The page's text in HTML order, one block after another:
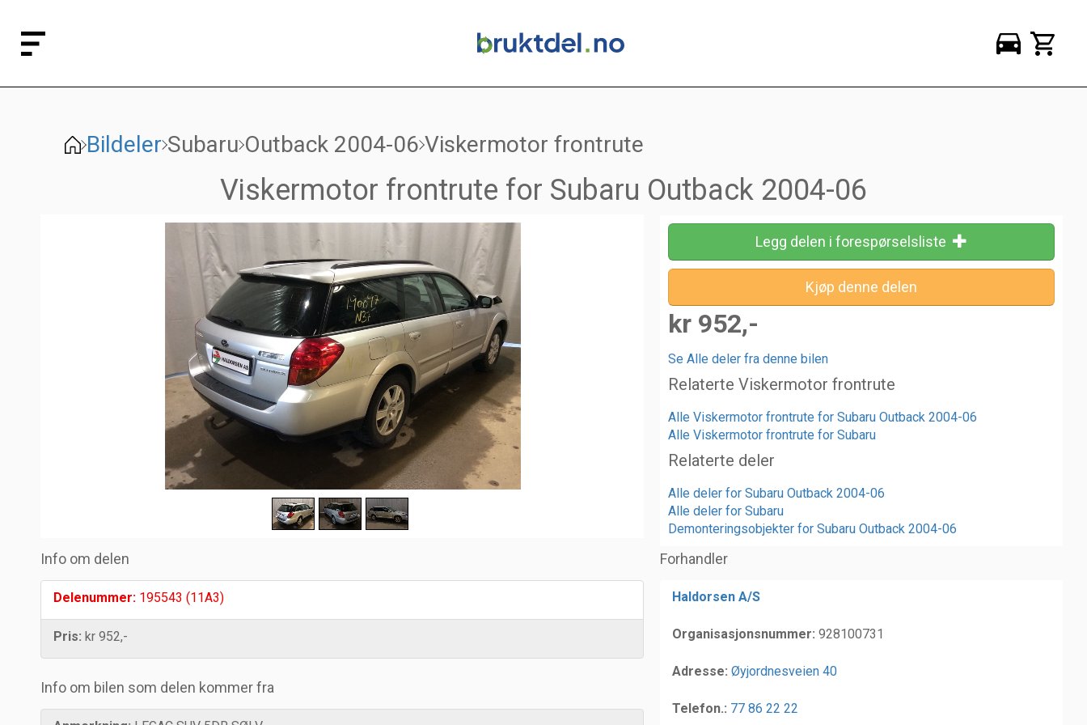
Bildeler Subaru Outback 2004-06 Viskermotor frontrute
Viskermotor frontrute for Subaru Outback 2004-06
Legg delen i forespørselsliste
kr 952,-
Se Alle deler fra denne bilen
Relaterte Viskermotor frontrute
Alle Viskermotor frontrute for Subaru Outback 2004-06
Alle Viskermotor frontrute for Subaru
Relaterte deler
Alle deler for Subaru Outback 2004-06
Alle deler for Subaru
Demonteringsobjekter for Subaru Outback 2004-06
Forhandler
Haldorsen A/S
Organisasjonsnummer: 928100731
Adresse: Øyjordnesveien 40
Telefon.: 77 86 22 22
Info om delen
Delenummer: 195543 (11A3)
Pris: kr 952,-
Info om bilen som delen kommer fra